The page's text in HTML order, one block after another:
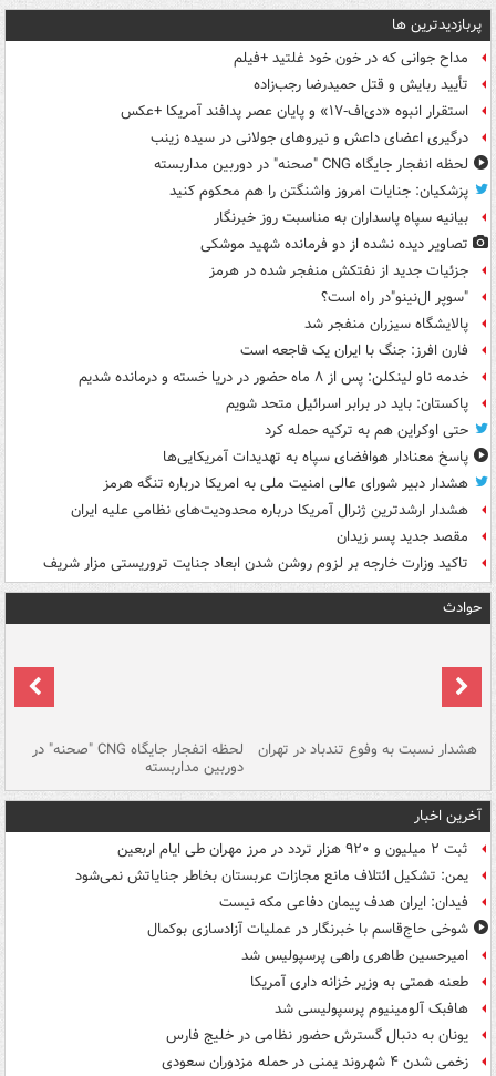
پربازدیدترین ها
مداح جوانی که در خون خود غلتید +فیلم
تأیید ربایش و قتل حمیدرضا رجب‌زاده
استقرار انبوه «دی‌اف‑۱۷» و پایان عصر پدافند آمریکا +عکس
درگیری اعضای داعش و نیروهای جولانی در سیده زینب
لحظه انفجار جایگاه CNG "صحنه" در دوربین مداربسته
پزشکیان: جنایات امروز واشنگتن را هم محکوم کنید
بیانیه سپاه پاسداران به مناسبت روز خبرنگار
تصاویر دیده‌ نشده از دو فرمانده شهید موشکی
جزئیات جدید از نفتکش منفجر شده در هرمز
"سوپر ال‌نینو"در راه است؟
پالایشگاه سیزران منفجر شد
فارن افرز: جنگ با ایران یک فاجعه است
خدمه ناو لینکلن: پس از ۸ ماه حضور در دریا خسته و درمانده‌ شدیم
پاکستان: باید در برابر اسرائیل متحد شویم
حتی اوکراین هم به ترکیه حمله کرد
پاسخ معنادار هوافضای سپاه به تهدیدات آمریکایی‌ها
هشدار دبیر شورای عالی امنیت ملی به امریکا درباره تنگه هرمز
هشدار ارشدترین ژنرال آمریکا درباره محدودیت‌های نظامی علیه ایران
مقصد جدید پسر زیدان
تاکید وزارت خارجه بر لزوم روشن شدن ابعاد جنایت تروریستی مزار شریف
حوادث
هشدار نسبت به وفوع تندباد در تهران لحظه انفجار جایگاه CNG "صحنه" در
دوربین مداربسته
آخرین اخبار
ثبت ۲ میلیون و ۹۲۰ هزار تردد در مرز مهران طی ایام اربعین
یمن: تشکیل ائتلاف مانع مجازات عربستان بخاطر جنایاتش نمی‌شود
فیدان: ایران هدف پیمان دفاعی مکه نیست
شوخی حاج‌قاسم با خبرنگار در عملیات آزادسازی بوکمال
امیرحسین طاهری راهی پرسپولیس شد
طعنه همتی به وزیر خزانه داری آمریکا
هافبک آلومینیوم پرسپولیسی شد
یونان به دنبال گسترش حضور نظامی در خلیج فارس
زخمی شدن ۴ شهروند یمنی در حمله مزدوران سعودی